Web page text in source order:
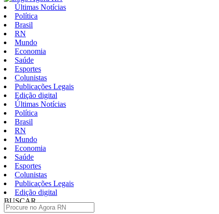
Últimas Notícias
Política
Brasil
RN
Mundo
Economia
Saúde
Esportes
Colunistas
Publicações Legais
Edição digital
Últimas Notícias
Política
Brasil
RN
Mundo
Economia
Saúde
Esportes
Colunistas
Publicações Legais
Edição digital
BUSCAR